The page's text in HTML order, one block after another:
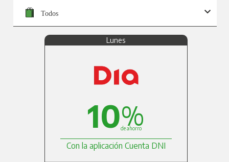
Todos
Lunes
10%
de ahorro
Con la aplicación Cuenta DNI